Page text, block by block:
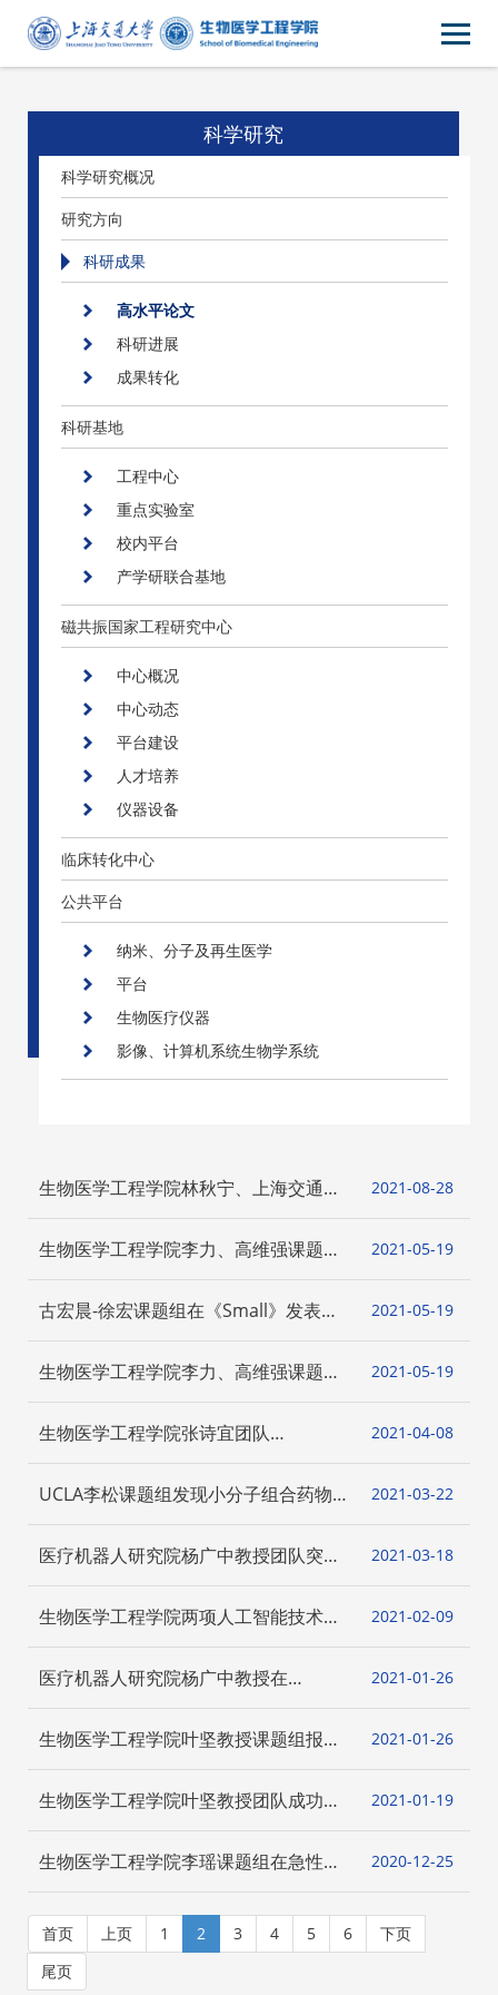
科学研究
科学研究概况
研究方向
科研成果
高水平论文
科研进展
成果转化
科研基地
工程中心
重点实验室
校内平台
产学研联合基地
磁共振国家工程研究中心
中心概况
中心动态
平台建设
人才培养
仪器设备
临床转化中心
公共平台
纳米、分子及再生医学
平台
生物医疗仪器
影像、计算机系统生物学系统
生物医学工程学院林秋宁、上海交通大
学附属第九人民医院周广东研究员构建
秒级固化、高强、高粘光交联水凝胶实
28
2021-08
生物医学工程学院李力、高维强课题组
发现组蛋白甲基化酶SETD2多水平调控
β-catenin活性而抑制多囊肾病向肾透
19
2021-05
古宏晨-徐宏课题组在《Small》发表封
面论文：提出构建超高通量悬浮芯片的
新策略
19
2021-05
生物医学工程学院李力、高维强课题组
发现：组蛋白甲基转移酶SETD2通过调
控氧化应激反应维持肠道上皮稳态并抑
19
2021-05
生物医学工程学院张诗宜团队
《Science Advances》：口服不吸收聚
合物纳米制剂，减少糖分吸收，降低餐
08
2021-04
UCLA李松课题组发现小分子组合药物
体外原位诱导扩增干细胞促进肌肉修复
22
2021-03
医疗机器人研究院杨广中教授团队突破
纳升液滴精准输送和采样的纤维尖端微
流控技术
18
2021-03
生物医学工程学院两项人工智能技术临
床验证结果发表在国际心脏介入知名临
床期刊
09
2021-02
医疗机器人研究院杨广中教授在
Science Robotics杂志发表关于机器人
技术如何协助建立新规范的社论
26
2021-01
生物医学工程学院叶坚教授课题组报道
液态金属纳米机器人的变形机理
26
2021-01
生物医学工程学院叶坚教授团队成功实
现基于拉曼墨水的多色隐写术
19
2021-01
生物医学工程学院李瑶课题组在急性脑
卒中全脑代谢成像领域取得成果以封面
文章发表于《Brain》
25
2020-12
首页 上页 1 2 3 4 5 6
下页
尾页